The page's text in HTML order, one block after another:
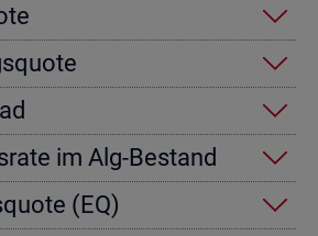
im Alg-Be­stand
(EQ)